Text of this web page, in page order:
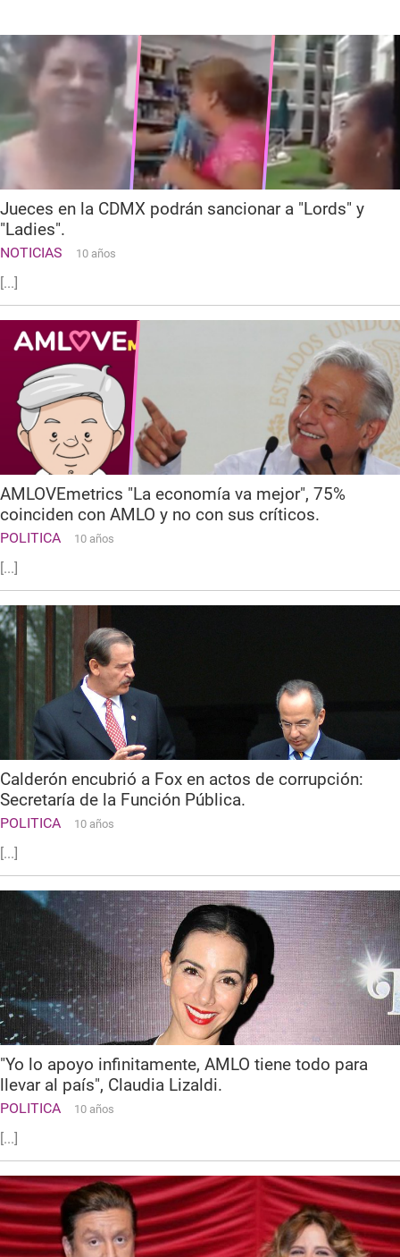
Jueces en la CDMX podrán sancionar a "Lords" y
"Ladies".
NOTICIAS 10 años
[...]
AMLOVEmetrics "La economía va mejor", 75%
coinciden con AMLO y no con sus críticos.
POLITICA 10 años
[...]
Calderón encubrió a Fox en actos de corrupción:
Secretaría de la Función Pública.
POLITICA 10 años
[...]
"Yo lo apoyo infinitamente, AMLO tiene todo para
llevar al país", Claudia Lizaldi.
POLITICA 10 años
[...]